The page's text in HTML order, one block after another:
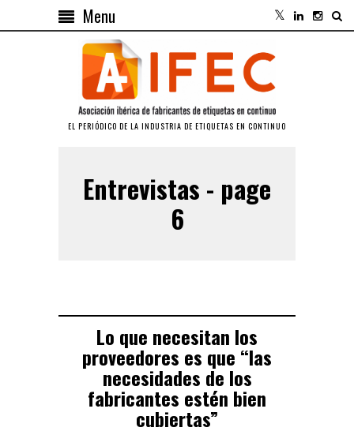
Menu
EL PERIÓDICO DE LA INDUSTRIA DE ETIQUETAS EN CONTINUO
Entrevistas - page
6
Lo que necesitan los
proveedores es que “las
necesidades de los
fabricantes estén bien
cubiertas”